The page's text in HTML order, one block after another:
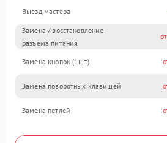
Выезд мастера
Замена / восстановление
разъема питания
Замена кнопок (1шт)
Замена поворотных клавишей
Замена петлей